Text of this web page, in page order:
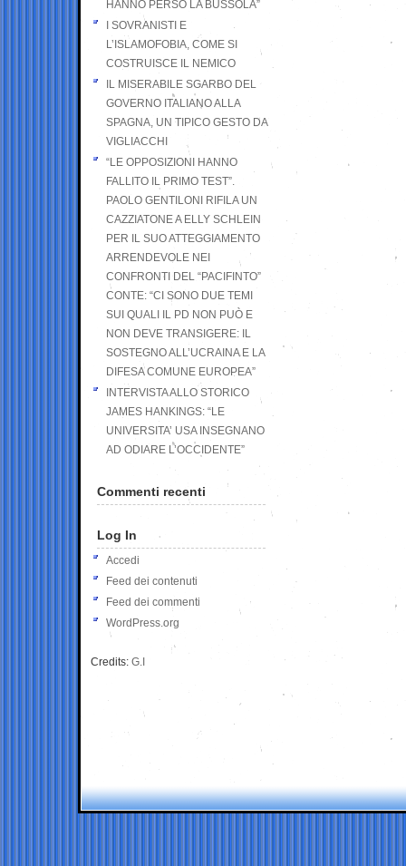
HANNO PERSO LA BUSSOLA”
I SOVRANISTI E
L’ISLAMOFOBIA, COME SI
COSTRUISCE IL NEMICO
IL MISERABILE SGARBO DEL
GOVERNO ITALIANO ALLA
SPAGNA, UN TIPICO GESTO DA
VIGLIACCHI
“LE OPPOSIZIONI HANNO
FALLITO IL PRIMO TEST”.
PAOLO GENTILONI RIFILA UN
CAZZIATONE A ELLY SCHLEIN
PER IL SUO ATTEGGIAMENTO
ARRENDEVOLE NEI
CONFRONTI DEL “PACIFINTO”
CONTE: “CI SONO DUE TEMI
SUI QUALI IL PD NON PUÒ E
NON DEVE TRANSIGERE: IL
SOSTEGNO ALL’UCRAINA E LA
DIFESA COMUNE EUROPEA”
INTERVISTA ALLO STORICO
JAMES HANKINGS: “LE
UNIVERSITA’ USA INSEGNANO
AD ODIARE L’OCCIDENTE”
Commenti recenti
Log In
Accedi
Feed dei contenuti
Feed dei commenti
WordPress.org
Credits: G.I